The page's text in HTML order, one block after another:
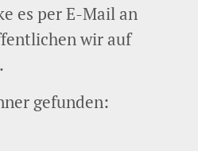
es per E-Mail an
wir auf
gefunden: